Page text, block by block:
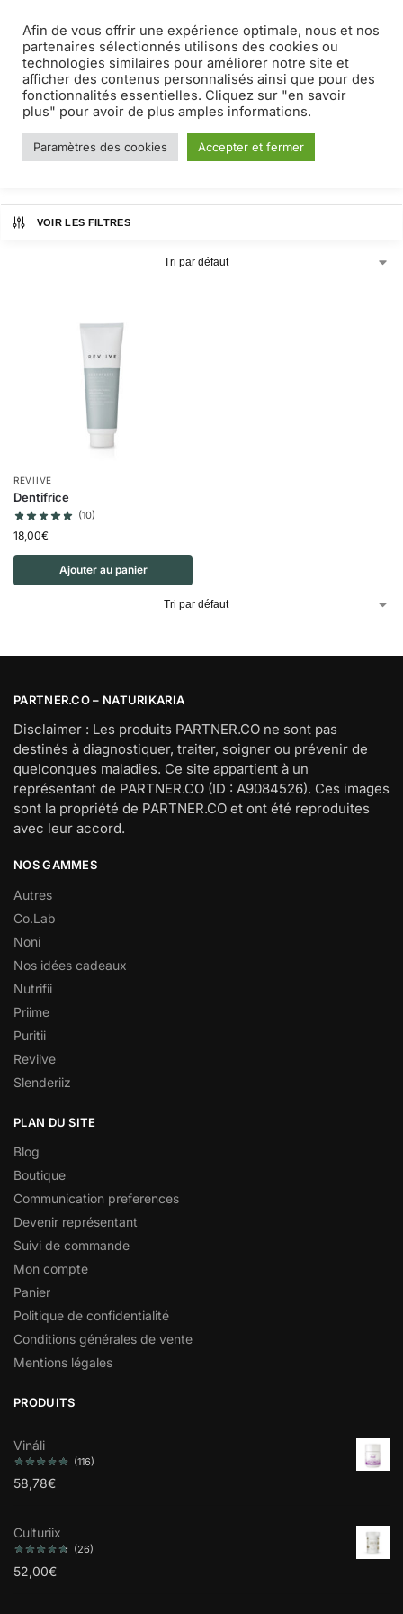
MENU 0
reviive
Accueil Produits identifiés “reviive”
VOIR LES FILTRES
REVIIVE
Dentifrice
(10)
18,00€
Ajouter au panier
PARTNER.CO – NATURIKARIA
Disclaimer : Les produits PARTNER.CO ne sont pas
destinés à diagnostiquer, traiter, soigner ou prévenir de
quelconques maladies. Ce site appartient à un
représentant de PARTNER.CO (ID : A9084526). Ces images
sont la propriété de PARTNER.CO et ont été reproduites
avec leur accord.
NOS GAMMES
Autres
Co.Lab
Noni
Nos idées cadeaux
Nutrifii
Priime
Puritii
Reviive
Slenderiiz
PLAN DU SITE
Blog
Boutique
Communication preferences
Devenir représentant
Suivi de commande
Mon compte
Panier
Politique de confidentialité
Conditions générales de vente
Mentions légales
PRODUITS
Vináli
(116)
58,78€
Culturiix
(26)
52,00€
Afin de vous offrir une expérience optimale, nous et nos
partenaires sélectionnés utilisons des cookies ou
technologies similaires pour améliorer notre site et
afficher des contenus personnalisés ainsi que pour des
fonctionnalités essentielles. Cliquez sur "en savoir
plus" pour avoir de plus amples informations.
Paramètres des cookies Accepter et fermer